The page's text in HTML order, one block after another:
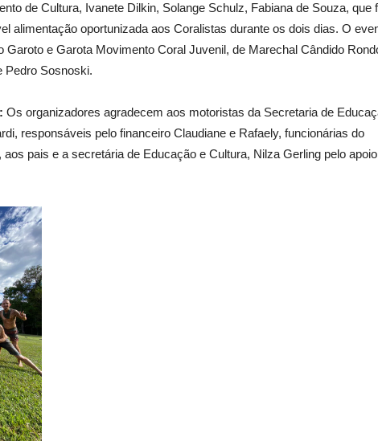
de Cultura, Ivanete Dilkin, Solange Schulz, Fabiana de Souza, que
alimentação oportunizada aos Coralistas durante os dois dias. O
Garoto e Garota Movimento Coral Juvenil, de Marechal Cândido
Pedro Sosnoski.
Os organizadores agradecem aos motoristas da Secretaria de
responsáveis pelo financeiro Claudiane e Rafaely, funcionárias do
pais e a secretária de Educação e Cultura, Nilza Gerling pelo